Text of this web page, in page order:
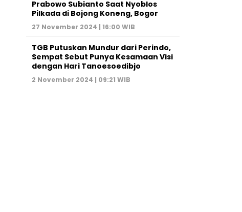
Prabowo Subianto Saat Nyoblos
Pilkada di Bojong Koneng, Bogor
27 November 2024 | 16:00 WIB
TGB Putuskan Mundur dari Perindo,
Sempat Sebut Punya Kesamaan Visi
dengan Hari Tanoesoedibjo
2 November 2024 | 09:21 WIB